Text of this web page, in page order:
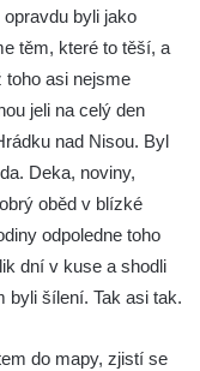
byli jako
těm, které to těší, a
toho asi nejsme
jeli na celý den
nad Nisou. Byl
Deka, noviny,
oběd v blízké
odpoledne toho
dní v kuse a shodli
byli šílení. Tak asi tak.
do mapy, zjistí se